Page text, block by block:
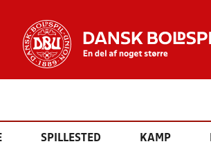
SPILLESTED KAMP